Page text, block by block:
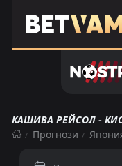
КAШИВA РEЙCOЛ -
Прогнози